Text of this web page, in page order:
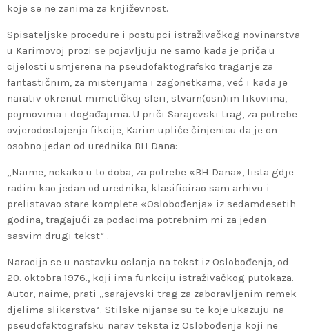
koje se ne zanima za književnost.
Spisateljske procedure i postupci istraživačkog novinarstva
u Karimovoj prozi se pojavljuju ne samo kada je priča u
cijelosti usmjerena na pseudofaktografsko traganje za
fantastičnim, za misterijama i zagonetkama, već i kada je
narativ okrenut mimetičkoj sferi, stvarn(osn)im likovima,
pojmovima i događajima. U priči Sarajevski trag, za potrebe
ovjerodostojenja fikcije, Karim upliće činjenicu da je on
osobno jedan od urednika BH Dana:
„Naime, nekako u to doba, za potrebe «BH Dana», lista gdje
radim kao jedan od urednika, klasificirao sam arhivu i
prelistavao stare komplete «Oslobođenja» iz sedamdesetih
godina, tragajući za podacima potrebnim mi za jedan
sasvim drugi tekst“ .
Naracija se u nastavku oslanja na tekst iz Oslobođenja, od
20. oktobra 1976., koji ima funkciju istraživačkog putokaza.
Autor, naime, prati „sarajevski trag za zaboravljenim remek-
djelima slikarstva“. Stilske nijanse su te koje ukazuju na
pseudofaktografsku narav teksta iz Oslobođenja koji ne